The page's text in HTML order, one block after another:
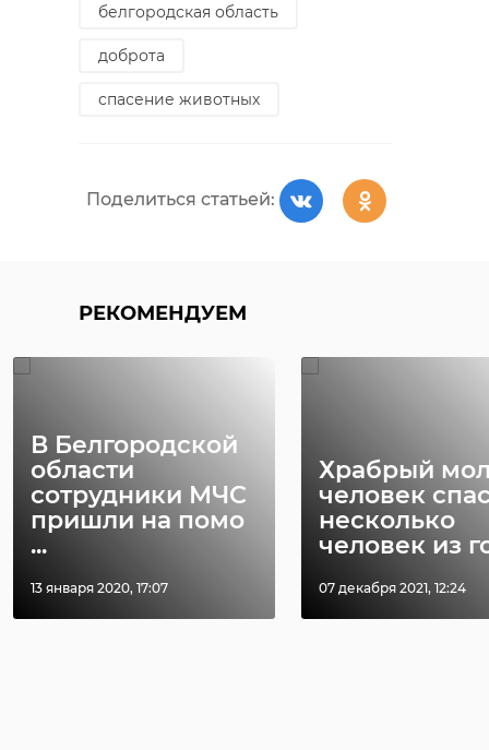
белгородская область
доброта
спасение животных
Поделиться статьей:
РЕКОМЕНДУЕМ
В Белгородской
области
сотрудники МЧС
пришли на помо
...
13 января 2020, 17:07
Храбрый
человек
несколько
человек из
07 декабря 2021, 12:24